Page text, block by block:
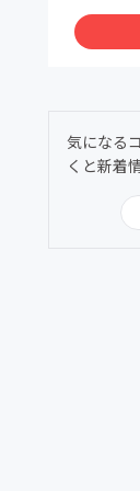
気になる
くと新着